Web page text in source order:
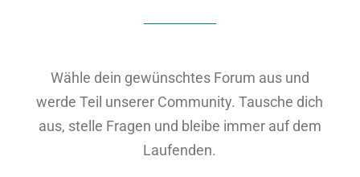
Wähle dein gewünschtes Forum aus und
werde Teil unserer Community. Tausche dich
aus, stelle Fragen und bleibe immer auf dem
Laufenden.